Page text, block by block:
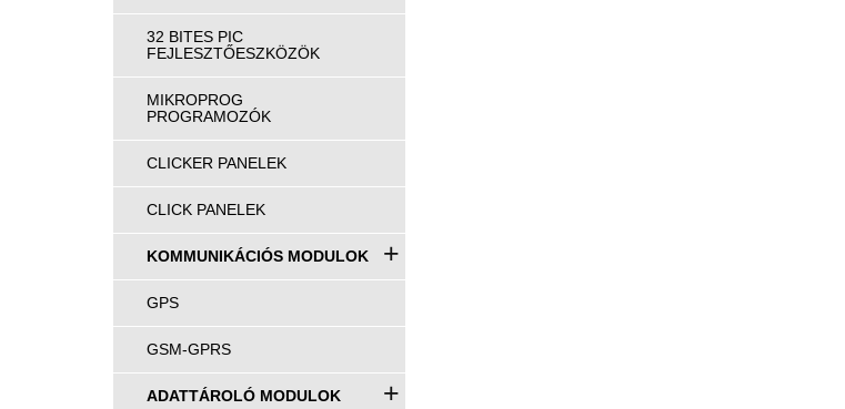
32 BITES PIC
FEJLESZTŐESZKÖZÖK
MIKROPROG
PROGRAMOZÓK
CLICKER PANELEK
CLICK PANELEK
KOMMUNIKÁCIÓS MODULOK +
GPS
GSM-GPRS
ADATTÁROLÓ MODULOK +